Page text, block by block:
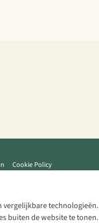
de website te
Cookie Policy